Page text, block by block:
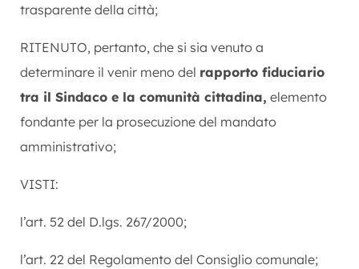
trasparente della città;
RITENUTO, pertanto, che si sia venuto a
determinare il venir meno del rapporto fiduciario
tra il Sindaco e la comunità cittadina, elemento
fondante per la prosecuzione del mandato
amministrativo;
VISTI:
l’art. 52 del D.lgs. 267/2000;
l’art. 22 del Regolamento del Consiglio comunale;